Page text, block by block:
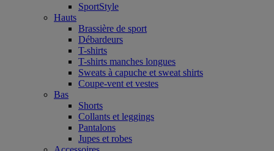
SportStyle
Hauts
Brassière de sport
Débardeurs
T-shirts
T-shirts manches longues
Sweats à capuche et sweat shirts
Coupe-vent et vestes
Bas
Shorts
Collants et leggings
Pantalons
Jupes et robes